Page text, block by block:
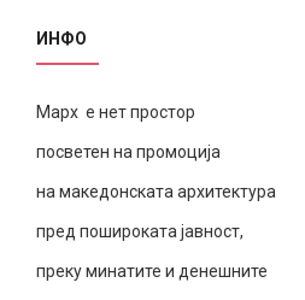
ИНФО
Марх е нет простор
посветен на промоција
на македонската архитектура
пред пошироката јавност,
преку минатите и денешните